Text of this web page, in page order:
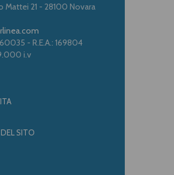
Mattei 21 - 28100 Novara
- R.E.A.: 169804
i.v
SITO